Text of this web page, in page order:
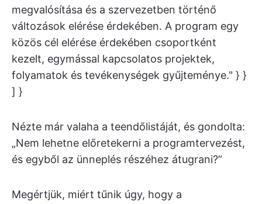
megvalósítása és a szervezetben történő
változások elérése érdekében. A program egy
közös cél elérése érdekében csoportként
kezelt, egymással kapcsolatos projektek,
folyamatok és tevékenységek gyűjteménye." } }
] }
Nézte már valaha a teendőlistáját, és gondolta:
„Nem lehetne előretekerni a programtervezést,
és egyből az ünneplés részéhez átugrani?”
Megértjük, miért tűnik úgy, hogy a